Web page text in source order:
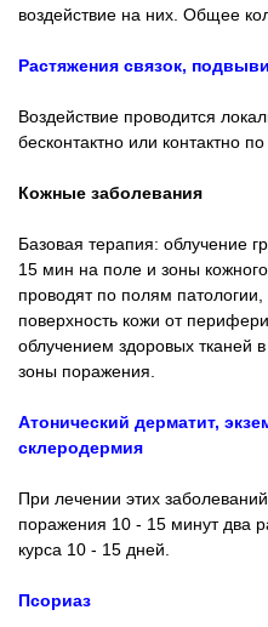
воздействие на них. Общее
Растяжения связок,
Воздействие проводится
бесконтактно или контактно
Кожные заболевания
Базовая терапия: облучение
15 мин на поле и зоны
проводят по полям
поверхность кожи от
облучением здоровых тканей
зоны поражения.
Атонический дерматит,
склеродермия
При лечении этих
поражения 10 - 15 минут два
курса 10 - 15 дней.
Псориаз